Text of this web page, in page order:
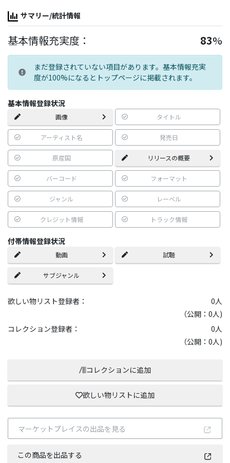
サマリー/統計情報
基本情報充実度： 83%
まだ登録されていない項目があります。基本情報充実
度が100%になるとトップページに掲載されます。
基本情報登録状況
画像 タイトル
アーティスト名 発売日
原産国 リリースの概要
バーコード フォーマット
ジャンル レーベル
クレジット情報 トラック情報
付帯情報登録状況
動画 試聴
サブジャンル
欲しい物リスト登録者： 0人
（公開：0人)
コレクション登録者：
0人
（公開：0人)
コレクションに追加
欲しい物リストに追加
マーケットプレイスの出品を見る
この商品を出品する